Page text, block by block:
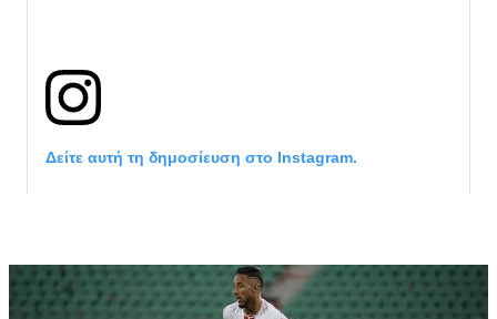
Δείτε αυτή τη δημοσίευση στο Instagram.